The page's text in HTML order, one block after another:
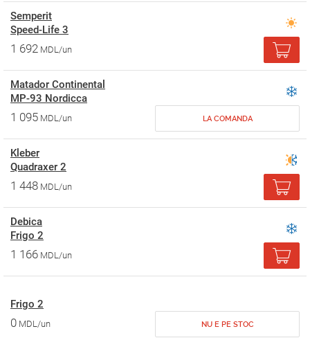
Semperit
Speed-Life 3
1 692 MDL/un
Matador Continental
MP-93 Nordicca
1 095 MDL/un LA COMANDA
Kleber
Quadraxer 2
1 448 MDL/un
Debica
Frigo 2
1 166 MDL/un
Frigo 2
0 MDL/un NU E PE STOC